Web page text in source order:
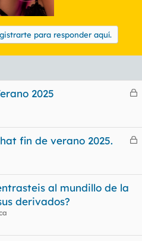
que si se le sale la cuerda
de eso tienen pelos en el
de la playa corriendo a mas
para responder aquí.
C
r
a
2025
C
r
fin de verano 2025.
al mundillo de la
derivados?